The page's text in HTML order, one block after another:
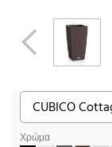
Χρώμα